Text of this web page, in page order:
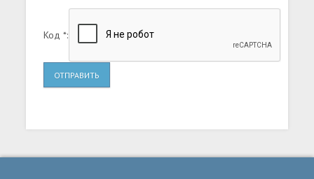
Код *:
ОТПРАВИТЬ